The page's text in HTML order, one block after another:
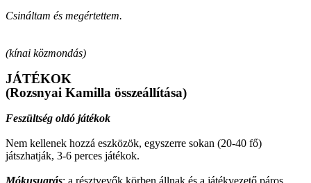
Csináltam és megértettem.
(kínai közmondás)
JÁTÉKOK
(Rozsnyai Kamilla összeállítása)
Feszültség oldó játékok
Nem kellenek hozzá eszközök, egyszerre sokan (20-40 fő)
játszhatják, 3-6 perces játékok.
Mókusugrás: a résztvevők körben állnak és a játékvezető páros